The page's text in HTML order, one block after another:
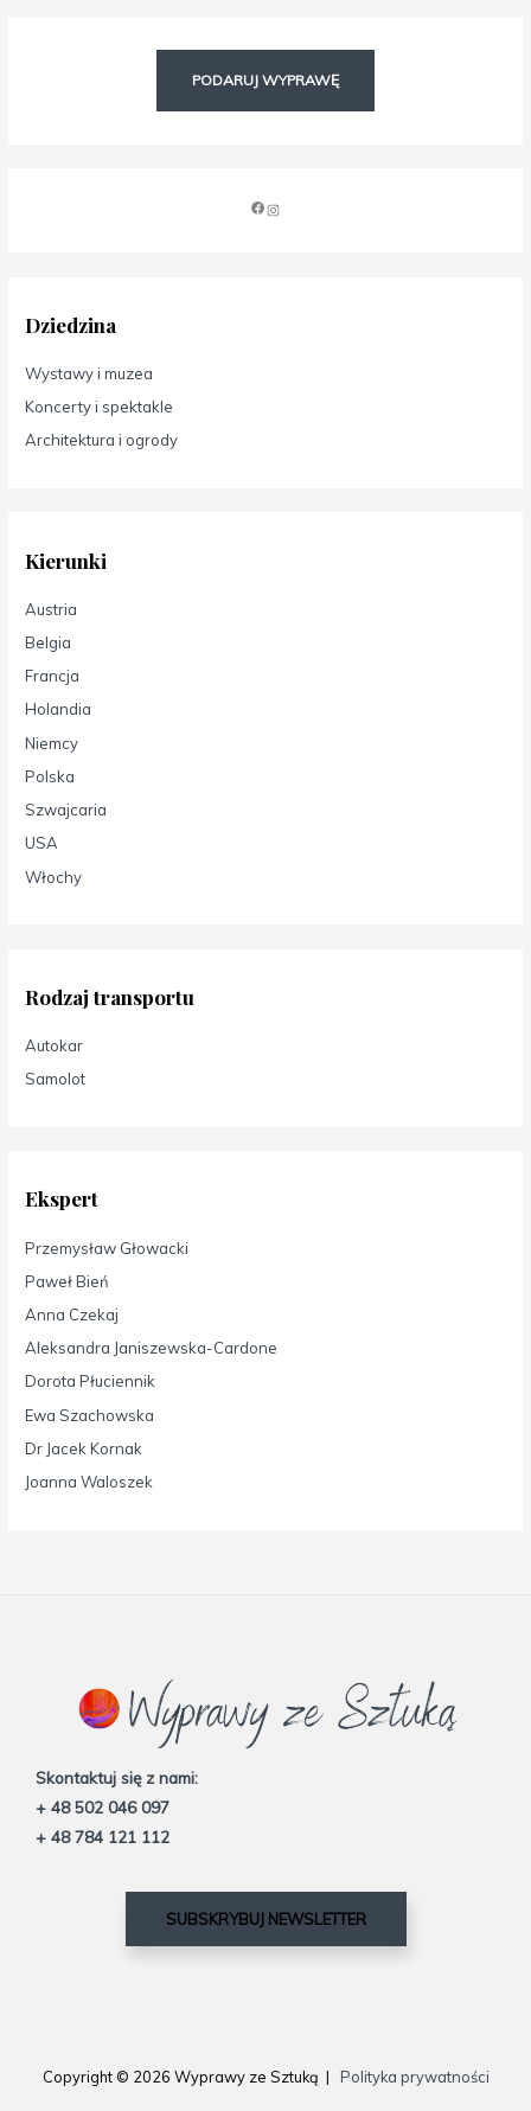
PODARUJ WYPRAWĘ
Dziedzina
Wystawy i muzea
Koncerty i spektakle
Architektura i ogrody
Kierunki
Austria
Belgia
Francja
Holandia
Niemcy
Polska
Szwajcaria
USA
Włochy
Rodzaj transportu
Autokar
Samolot
Ekspert
Przemysław Głowacki
Paweł Bień
Anna Czekaj
Aleksandra Janiszewska-Cardone
Dorota Płuciennik
Ewa Szachowska
Dr Jacek Kornak
Joanna Waloszek
Skontaktuj się z nami:
+ 48 502 046 097
+ 48 784 121 112
SUBSKRYBUJ NEWSLETTER
Copyright © 2026 Wyprawy ze Sztuką | Polityka prywatności